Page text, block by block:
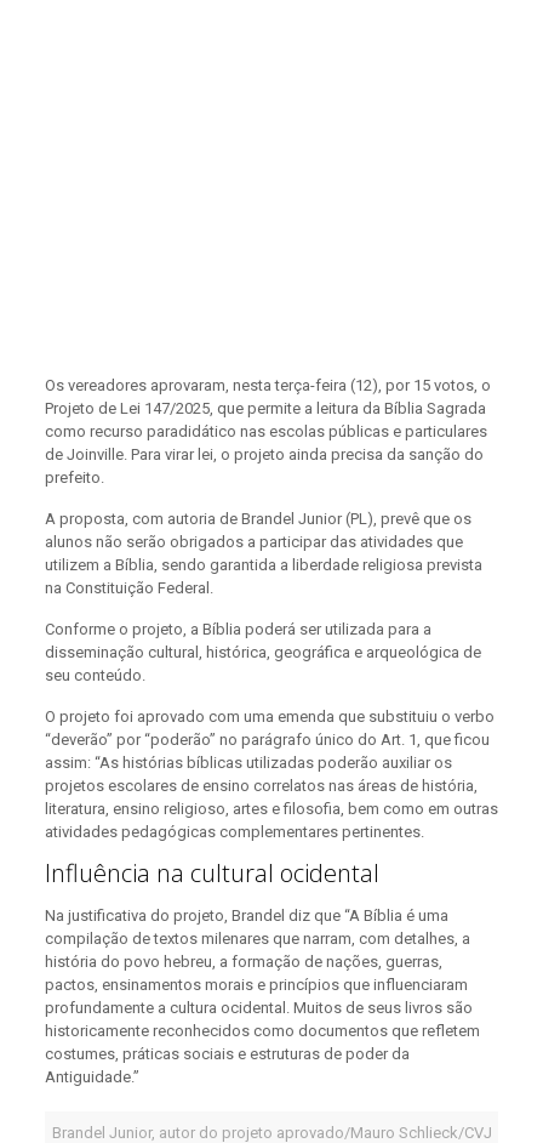
Os vereadores aprovaram, nesta terça-feira (12), por 15 votos, o
Projeto de Lei 147/2025, que permite a leitura da Bíblia Sagrada
como recurso paradidático nas escolas públicas e particulares
de Joinville. Para virar lei, o projeto ainda precisa da sanção do
prefeito.
A proposta, com autoria de Brandel Junior (PL), prevê que os
alunos não serão obrigados a participar das atividades que
utilizem a Bíblia, sendo garantida a liberdade religiosa prevista
na Constituição Federal.
Conforme o projeto, a Bíblia poderá ser utilizada para a
disseminação cultural, histórica, geográfica e arqueológica de
seu conteúdo.
O projeto foi aprovado com uma emenda que substituiu o verbo
“deverão” por “poderão” no parágrafo único do Art. 1, que ficou
assim: “As histórias bíblicas utilizadas poderão auxiliar os
projetos escolares de ensino correlatos nas áreas de história,
literatura, ensino religioso, artes e filosofia, bem como em outras
atividades pedagógicas complementares pertinentes.
Influência na cultural ocidental
Na justificativa do projeto, Brandel diz que “A Bíblia é uma
compilação de textos milenares que narram, com detalhes, a
história do povo hebreu, a formação de nações, guerras,
pactos, ensinamentos morais e princípios que influenciaram
profundamente a cultura ocidental. Muitos de seus livros são
historicamente reconhecidos como documentos que refletem
costumes, práticas sociais e estruturas de poder da
Antiguidade.”
Brandel Junior, autor do projeto aprovado/Mauro Schlieck/CVJ